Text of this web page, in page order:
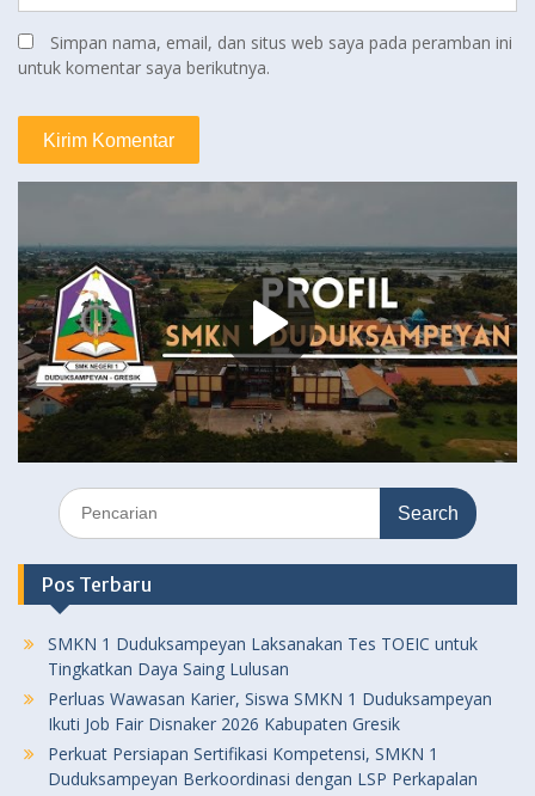
Simpan nama, email, dan situs web saya pada peramban ini
untuk komentar saya berikutnya.
Search
for:
Pos Terbaru
SMKN 1 Duduksampeyan Laksanakan Tes TOEIC untuk
Tingkatkan Daya Saing Lulusan
Perluas Wawasan Karier, Siswa SMKN 1 Duduksampeyan
Ikuti Job Fair Disnaker 2026 Kabupaten Gresik
Perkuat Persiapan Sertifikasi Kompetensi, SMKN 1
Duduksampeyan Berkoordinasi dengan LSP Perkapalan